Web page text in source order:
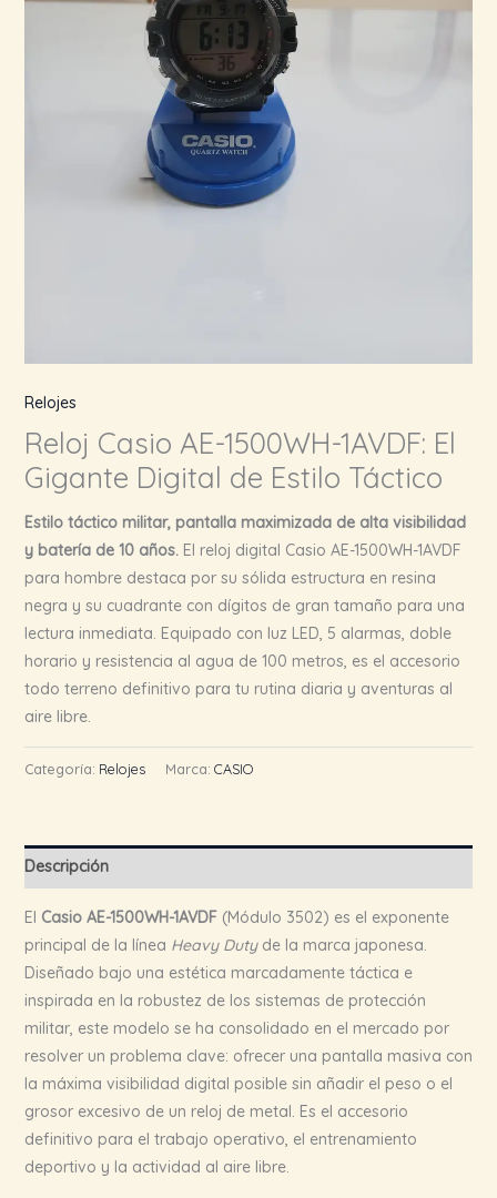
Relojes
Reloj Casio AE-1500WH-1AVDF: El
Gigante Digital de Estilo Táctico
Estilo táctico militar, pantalla maximizada de alta visibilidad
y batería de 10 años.El reloj digital Casio AE-1500WH-1AVDF
para hombre destaca por su sólida estructura en resina
negra y su cuadrante con dígitos de gran tamaño para una
lectura inmediata. Equipado con luz LED, 5 alarmas, doble
horario y resistencia al agua de 100 metros, es el accesorio
todo terreno definitivo para tu rutina diaria y aventuras al
aire libre.
Categoría: Relojes Marca: CASIO
Descripción
El Casio AE-1500WH-1AVDF(Módulo 3502) es el exponente
principal de la línea Heavy Dutyde la marca japonesa.
Diseñado bajo una estética marcadamente táctica e
inspirada en la robustez de los sistemas de protección
militar, este modelo se ha consolidado en el mercado por
resolver un problema clave: ofrecer una pantalla masiva con
la máxima visibilidad digital posible sin añadir el peso o el
grosor excesivo de un reloj de metal. Es el accesorio
definitivo para el trabajo operativo, el entrenamiento
deportivo y la actividad al aire libre.